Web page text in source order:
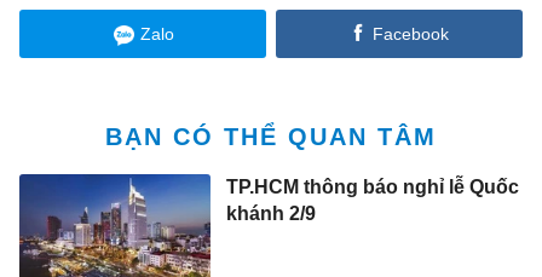
Zalo Facebook
BẠN CÓ THỂ QUAN TÂM
TP.HCM thông báo nghỉ lễ Quốc
khánh 2/9